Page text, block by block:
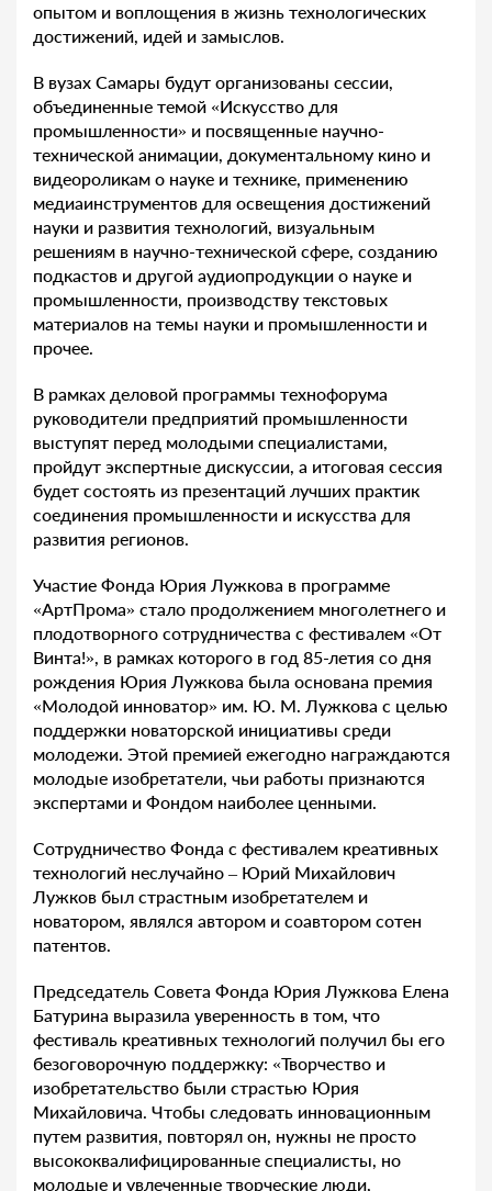
опытом и воплощения в жизнь технологических
достижений, идей и замыслов.
В вузах Самары будут организованы сессии,
объединенные темой «Искусство для
промышленности» и посвященные научно-
технической анимации, документальному кино и
видеороликам о науке и технике, применению
медиаинструментов для освещения достижений
науки и развития технологий, визуальным
решениям в научно-технической сфере, созданию
подкастов и другой аудиопродукции о науке и
промышленности, производству текстовых
материалов на темы науки и промышленности и
прочее.
В рамках деловой программы технофорума
руководители предприятий промышленности
выступят перед молодыми специалистами,
пройдут экспертные дискуссии, а итоговая сессия
будет состоять из презентаций лучших практик
соединения промышленности и искусства для
развития регионов.
Участие Фонда Юрия Лужкова в программе
«АртПрома» стало продолжением многолетнего и
плодотворного сотрудничества с фестивалем «От
Винта!», в рамках которого в год 85-летия со дня
рождения Юрия Лужкова была основана премия
«Молодой инноватор» им. Ю. М. Лужкова с целью
поддержки новаторской инициативы среди
молодежи. Этой премией ежегодно награждаются
молодые изобретатели, чьи работы признаются
экспертами и Фондом наиболее ценными.
Сотрудничество Фонда с фестивалем креативных
технологий неслучайно – Юрий Михайлович
Лужков был страстным изобретателем и
новатором, являлся автором и соавтором сотен
патентов.
Председатель Совета Фонда Юрия Лужкова Елена
Батурина выразила уверенность в том, что
фестиваль креативных технологий получил бы его
безоговорочную поддержку: «Творчество и
изобретательство были страстью Юрия
Михайловича. Чтобы следовать инновационным
путем развития, повторял он, нужны не просто
высококвалифицированные специалисты, но
молодые и увлеченные творческие люди,